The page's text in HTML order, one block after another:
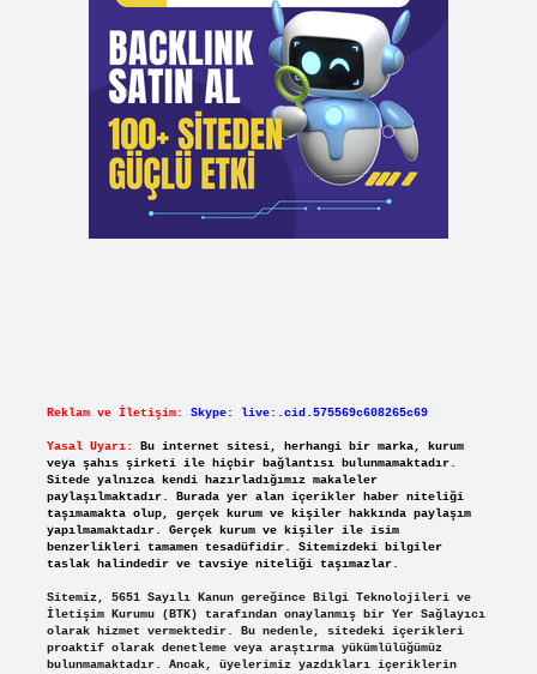
Reklam ve İletişim: Skype: live:.cid.575569c608265c69
Yasal Uyarı:
Bu internet sitesi, herhangi bir marka, kurum
veya şahıs şirketi ile hiçbir bağlantısı bulunmamaktadır.
Sitede yalnızca kendi hazırladığımız makaleler
paylaşılmaktadır. Burada yer alan içerikler haber niteliği
taşımamakta olup, gerçek kurum ve kişiler hakkında paylaşım
yapılmamaktadır. Gerçek kurum ve kişiler ile isim
benzerlikleri tamamen tesadüfidir. Sitemizdeki bilgiler
taslak halindedir ve tavsiye niteliği taşımazlar.
Sitemiz, 5651 Sayılı Kanun gereğince Bilgi Teknolojileri ve
İletişim Kurumu (BTK) tarafından onaylanmış bir Yer Sağlayıcı
olarak hizmet vermektedir. Bu nedenle, sitedeki içerikleri
proaktif olarak denetleme veya araştırma yükümlülüğümüz
bulunmamaktadır. Ancak, üyelerimiz yazdıkları içeriklerin